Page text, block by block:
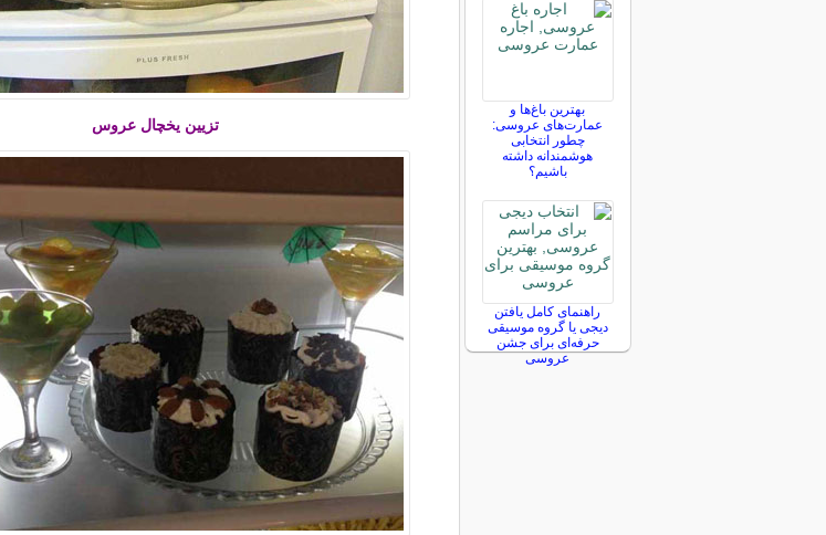
تزیین یخچال عروس
بهترین باغ‌ها و
عمارت‌های عروسی:
چطور انتخابی
هوشمندانه داشته
باشیم؟
راهنمای کامل یافتن
دیجی یا گروه موسیقی
حرفه‌ای برای جشن
عروسی